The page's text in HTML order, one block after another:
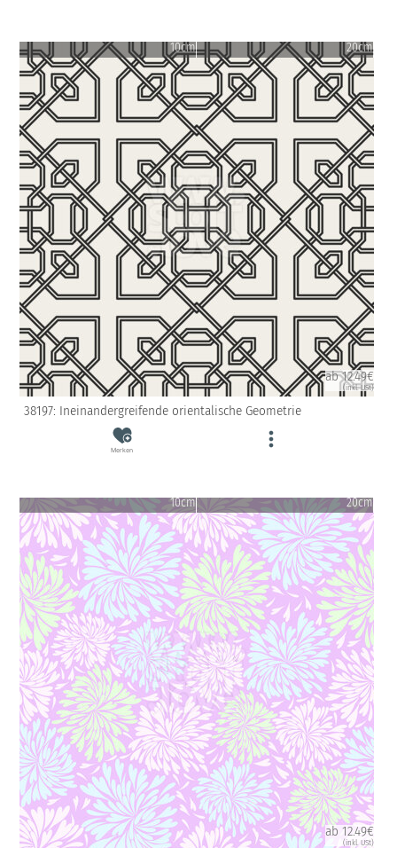
10cm 20cm
ab 12.49€
(inkl. USt)
38197: Ineinandergreifende orientalische Geometrie
Merken
10cm 20cm
ab 12.49€
(inkl. USt)